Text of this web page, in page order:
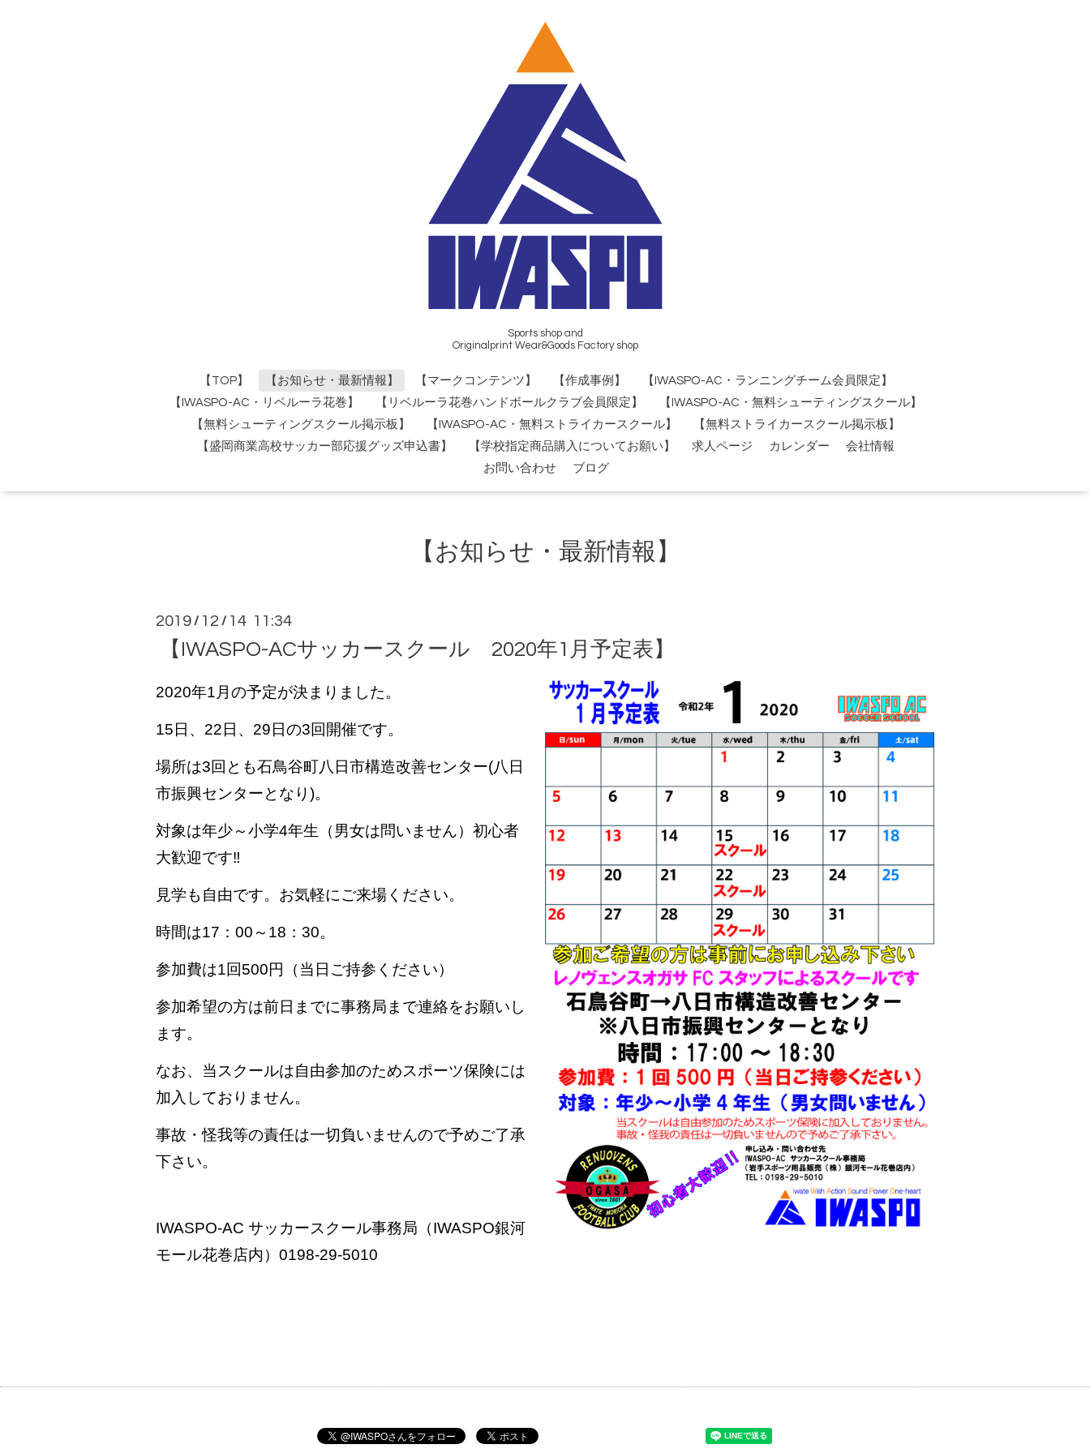
Sports shop and
Originalprint Wear&Goods Factory shop
【TOP】 【お知らせ・最新情報】 【マークコンテンツ】 【作成事例】
【IWASPO-AC・ランニングチーム会員限定】
【IWASPO-AC・リベルーラ花巻】
【リベルーラ花巻ハンドボールクラブ会員限定】
【IWASPO-AC・無料シューティングスクール】
【無料シューティングスクール掲示板】
【IWASPO-AC・無料ストライカースクール】
【無料ストライカースクール掲示板】
【盛岡商業高校サッカー部応援グッズ申込書】
【学校指定商品購入についてお願い】 求人ページ カレンダー
会社情報
お問い合わせ
ブログ
【お知らせ・最新情報】
2019 / 12 / 14 11:34
【IWASPO-ACサッカースクール 2020年1月予定表】
2020年1月の予定が決まりました。
15日、22日、29日の3回開催です。
場所は3回とも石鳥谷町八日市構造改善センター(八日
市振興センターとなり)。
対象は年少～小学4年生（男女は問いません） 初心者
大歓迎です‼
見学も自由です。お気軽にご来場ください。
時間は17：00～18：30。
参加費は1回500円（当日ご持参ください）
参加希望の方は前日までに事務局まで連絡をお願いし
ます。
なお、当スクールは自由参加のためスポーツ保険には
加入しておりません。
事故・怪我等の責任は一切負いませんので予めご了承
下さい。
IWASPO-AC サッカースクール事務局（IWASPO銀河
モール花巻店内）0198-29-5010